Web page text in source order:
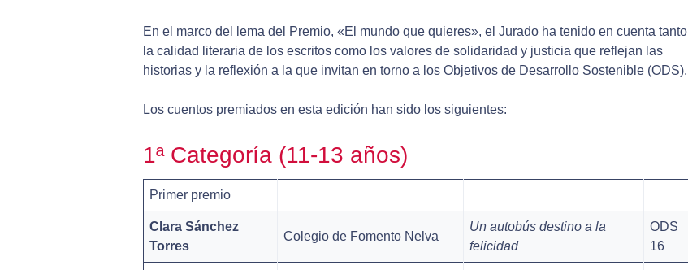
En el marco del lema del Premio, «El mundo que quieres», el Jurado ha tenido en cuenta tanto
la calidad literaria de los escritos como los valores de solidaridad y justicia que reflejan las
historias y la reflexión a la que invitan en torno a los Objetivos de Desarrollo Sostenible (ODS).
Los cuentos premiados en esta edición han sido los siguientes:
1ª Categoría (11-13 años)
Primer premio
Clara Sánchez
Torres
Colegio de Fomento Nelva
Un autobús destino a la
felicidad
ODS
16